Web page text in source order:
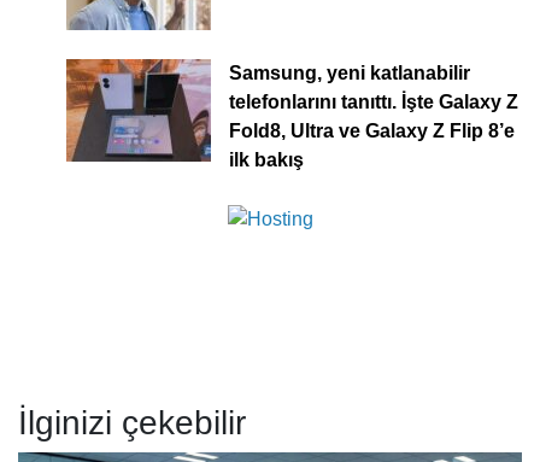
Samsung, yeni katlanabilir
telefonlarını tanıttı. İşte Galaxy Z
Fold8, Ultra ve Galaxy Z Flip 8’e
ilk bakış
İlginizi çekebilir